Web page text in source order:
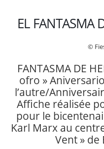
EL FANTASMA
©
FANTASMA DE
ofro »
l’autre/
Affiche réalisée
pour le
Karl Marx au
Vent » de